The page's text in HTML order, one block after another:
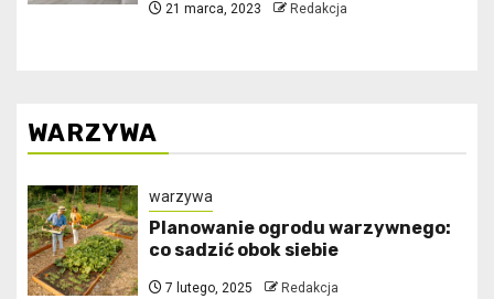
21 marca, 2023 Redakcja
WARZYWA
warzywa
Planowanie ogrodu warzywnego:
co sadzić obok siebie
7 lutego, 2025 Redakcja